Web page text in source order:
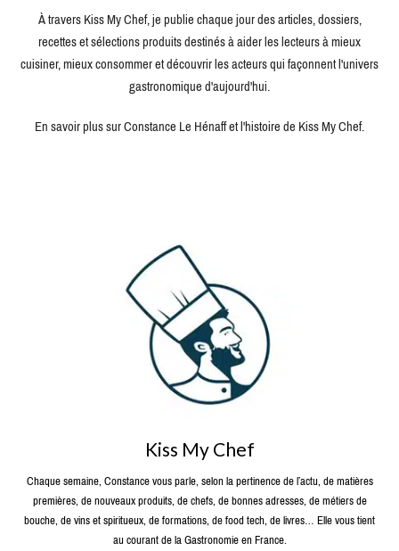
À travers Kiss My Chef, je publie chaque jour des articles, dossiers,
recettes et sélections produits destinés à aider les lecteurs à mieux
cuisiner, mieux consommer et découvrir les acteurs qui façonnent l'univers
gastronomique d'aujourd'hui.
En savoir plus sur Constance Le Hénaff et l'histoire de Kiss My Chef.
Kiss My Chef
Chaque semaine, Constance vous parle, selon la pertinence de l’actu, de matières
premières, de nouveaux produits, de chefs, de bonnes adresses, de métiers de
bouche, de vins et spiritueux, de formations, de food tech, de livres… Elle vous tient
au courant de la Gastronomie en France.